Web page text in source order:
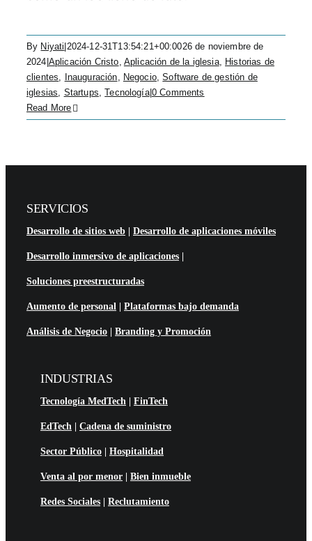
By Niyati 2024-12-31T13:54:21+00:0026 de noviembre de
2024 Aplicación Cristo, Aplicación de la iglesia, Historias de
clientes, Inauguración, Negocio,Software de gestión de
iglesias, Startups,Tecnología|0 Comments
Read More
SERVICIOS
Desarrollo de sitios web| Desarrollo de aplicaciones móviles
Desarrollo inmersivo de aplicaciones|
Soluciones preestructuradas
Aumento de personal| Plataformas bajo demanda
Análisis de Negocio| Branding y Promoción
INDUSTRIAS
Tecnología MedTech| FinTech
EdTech| Cadena de suministro
Sector Público| Hospitalidad
Venta al por menor| Bien inmueble
Redes Sociales| Reclutamiento